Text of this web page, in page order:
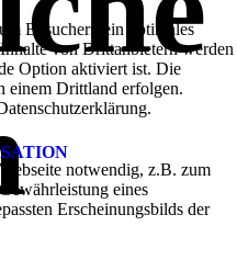
Besuchern ein optimales
von Drittanbietern werden
Option aktiviert ist. Die
einem Drittland erfolgen.
notwendig, z.B. zum
eines
Erscheinungsbilds der